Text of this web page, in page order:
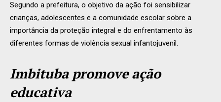
Segundo a prefeitura, o objetivo da ação foi sensibilizar
crianças, adolescentes e a comunidade escolar sobre a
importância da proteção integral e do enfrentamento às
diferentes formas de violência sexual infantojuvenil.
Imbituba promove ação
educativa